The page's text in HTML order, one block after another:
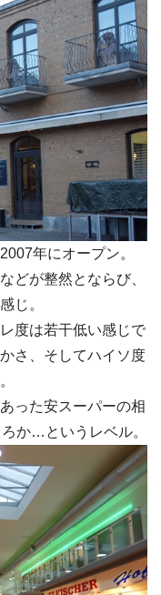
年にオープン。
どが整然とならび、
じ。
度は若干低い感じで
さ、そしてハイソ度
った安スーパーの相
か…というレベル。